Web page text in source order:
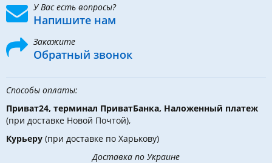
У Вас есть вопросы?
Напишите нам
Закажите
Обратный звонок
Способы оплаты:
Приват24, терминал ПриватБанка, Наложенный платеж
(при доставке Новой Почтой),
Курьеру (при доставке по Харькову)
Доставка по Украине